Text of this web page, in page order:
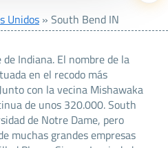
Unidos » South Bend IN
Indiana. El nombre de la
en el recodo más
con la vecina Mishawaka
de unos 320.000. South
de Notre Dame, pero
muchas grandes empresas